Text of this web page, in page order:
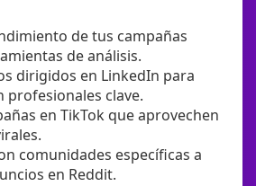
de tus campañas
de análisis.
dirigidos en LinkedIn para
profesionales clave.
en TikTok que aprovechen
comunidades específicas a
en Reddit.